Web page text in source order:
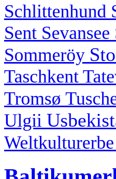
Schlittenhund
Sent Sevansee
Sommeröy
Taschkent
Tromsø
Ulgii
Weltkulturerbe